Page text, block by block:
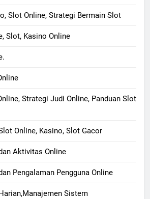
Slot Online, Strategi Bermain Slot
Slot, Kasino Online
Strategi Judi Online, Panduan Slot
Online, Kasino, Slot Gacor
Aktivitas Online
Pengalaman Pengguna Online
Sistem